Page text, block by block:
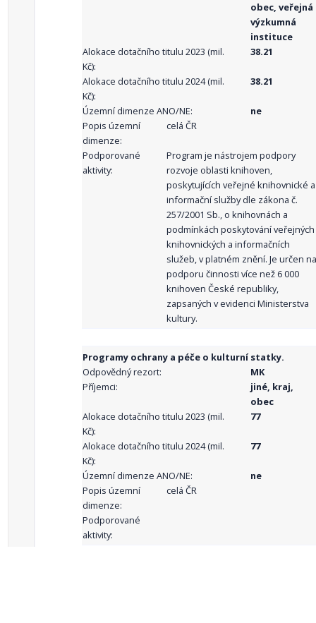
obec, veřejná
výzkumná
instituce
Alokace dotačního titulu 2023 (mil.
Kč):
38.21
Alokace dotačního titulu 2024 (mil.
Kč):
38.21
Územní dimenze ANO/NE:
ne
Popis územní
dimenze:
celá ČR
Podporované
aktivity:
Program je nástrojem podpory
rozvoje oblasti knihoven,
poskytujících veřejné knihovnické a
informační služby dle zákona č.
257/2001 Sb., o knihovnách a
podmínkách poskytování veřejných
knihovnických a informačních
služeb, v platném znění. Je určen na
podporu činnosti více než 6 000
knihoven České republiky,
zapsaných v evidenci Ministerstva
kultury.
Programy ochrany a péče o kulturní statky.
Odpovědný rezort:
MK
Příjemci:
jiné, kraj,
obec
Alokace dotačního titulu 2023 (mil.
Kč):
77
Alokace dotačního titulu 2024 (mil.
Kč):
77
Územní dimenze ANO/NE:
ne
Popis územní
dimenze:
celá ČR
Podporované
aktivity: